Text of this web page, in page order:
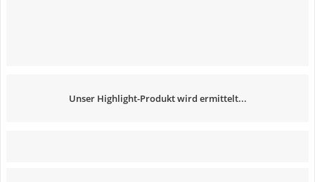
Unser Highlight-Produkt wird ermittelt...